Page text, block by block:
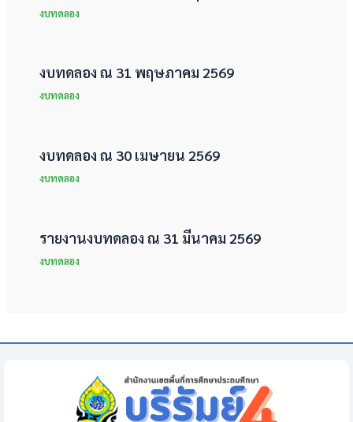
งบทดลอง
งบทดลอง ณ 31 พฤษภาคม 2569
งบทดลอง
งบทดลอง ณ 30 เมษายน 2569
งบทดลอง
รายงานงบทดลอง ณ 31 มีนาคม 2569
งบทดลอง